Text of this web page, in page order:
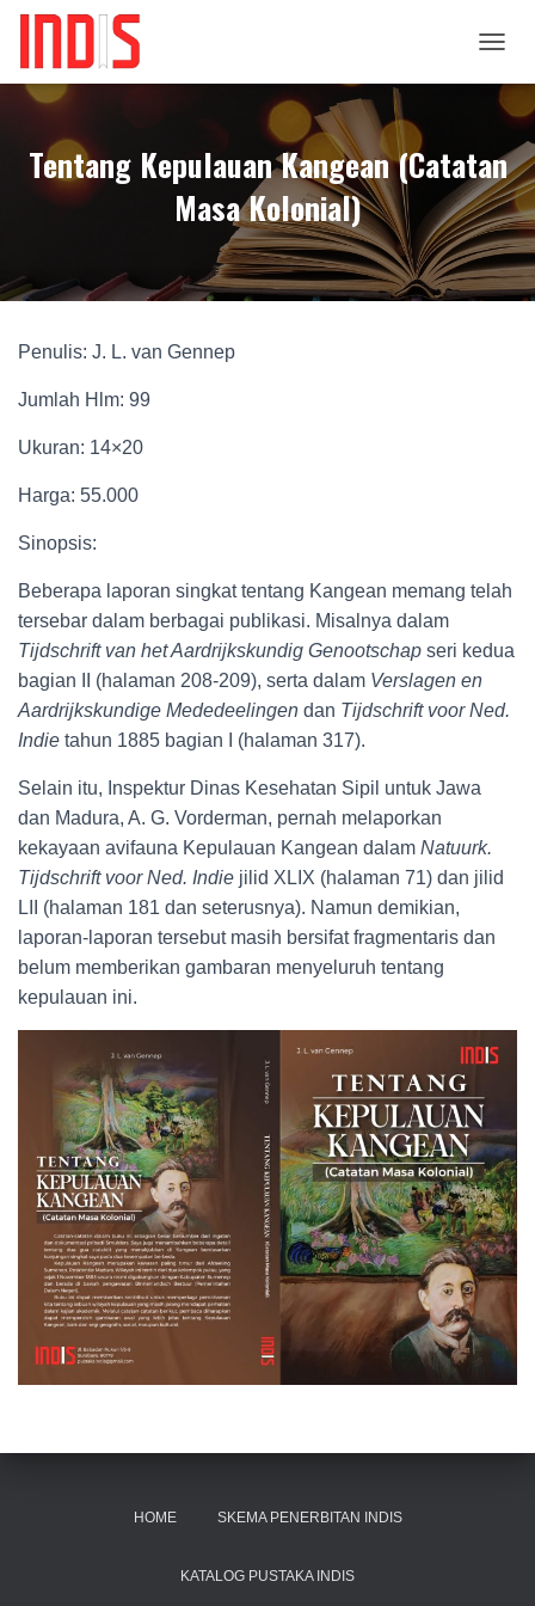
O
G
E
N
A
V
I
G
Tentang Kepulauan Kangean (Catatan
Masa Kolonial)
Penulis: J. L. van Gennep
Jumlah Hlm: 99
Ukuran: 14×20
Harga: 55.000
Sinopsis:
Beberapa laporan singkat tentang Kangean memang telah
tersebar dalam berbagai publikasi. Misalnya dalam
Tijdschrift van het Aardrijkskundig Genootschap seri kedua
bagian II (halaman 208-209), serta dalam Verslagen en
Aardrijkskundige Mededeelingen dan Tijdschrift voor Ned.
Indie tahun 1885 bagian I (halaman 317).
Selain itu, Inspektur Dinas Kesehatan Sipil untuk Jawa
dan Madura, A. G. Vorderman, pernah melaporkan
kekayaan avifauna Kepulauan Kangean dalam Natuurk.
Tijdschrift voor Ned. Indie jilid XLIX (halaman 71) dan jilid
LII (halaman 181 dan seterusnya). Namun demikian,
laporan-laporan tersebut masih bersifat fragmentaris dan
belum memberikan gambaran menyeluruh tentang
kepulauan ini.
HOME SKEMA PENERBITAN INDIS
KATALOG PUSTAKA INDIS